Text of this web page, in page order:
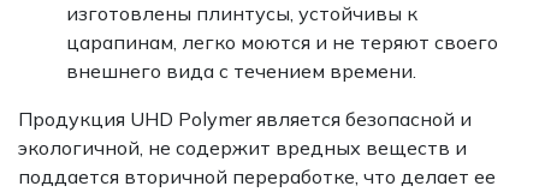
изготовлены плинтусы, устойчивы к
царапинам, легко моются и не теряют своего
внешнего вида с течением времени.
Продукция UHD Polymer является безопасной и
экологичной, не содержит вредных веществ и
поддается вторичной переработке, что делает ее